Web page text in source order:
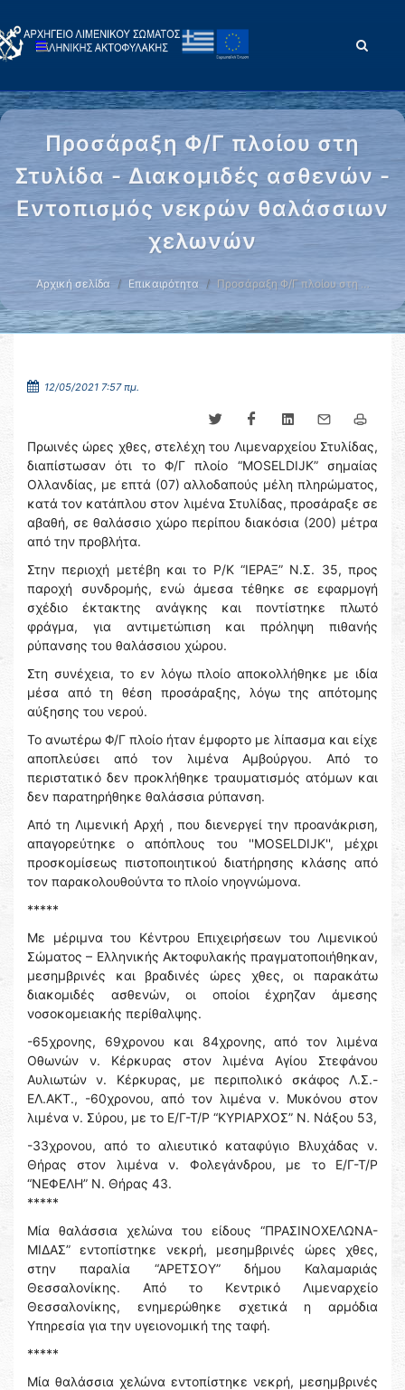
Προσάραξη Φ/Γ πλοίου στη
Στυλίδα - Διακομιδές ασθενών -
Εντοπισμός νεκρών θαλάσσιων
χελωνών
Αρχική σελίδα Επικαιρότητα Προσάραξη Φ/Γ πλοίου στη …
12/05/2021 7:57 πμ.
Πρωινές ώρες χθες, στελέχη του Λιμεναρχείου Στυλίδας,
διαπίστωσαν ότι το Φ/Γ πλοίο “MOSELDIJK” σημαίας
Ολλανδίας, με επτά (07) αλλοδαπούς μέλη πληρώματος,
κατά τον κατάπλου στον λιμένα Στυλίδας, προσάραξε σε
αβαθή, σε θαλάσσιο χώρο περίπου διακόσια (200) μέτρα
από την προβλήτα.
Στην περιοχή μετέβη και το Ρ/Κ “ΙΕΡΑΞ” Ν.Σ. 35, προς
παροχή συνδρομής, ενώ άμεσα τέθηκε σε εφαρμογή
σχέδιο έκτακτης ανάγκης και ποντίστηκε πλωτό
φράγμα, για αντιμετώπιση και πρόληψη πιθανής
ρύπανσης του θαλάσσιου χώρου.
Στη συνέχεια, το εν λόγω πλοίο αποκολλήθηκε με ιδία
μέσα από τη θέση προσάραξης, λόγω της απότομης
αύξησης του νερού.
Το ανωτέρω Φ/Γ πλοίο ήταν έμφορτο με λίπασμα και είχε
αποπλεύσει από τον λιμένα Αμβούργου. Από το
περιστατικό δεν προκλήθηκε τραυματισμός ατόμων και
δεν παρατηρήθηκε θαλάσσια ρύπανση.
Από τη Λιμενική Αρχή , που διενεργεί την προανάκριση,
απαγορεύτηκε ο απόπλους του ''MOSELDIJK'', μέχρι
προσκομίσεως πιστοποιητικού διατήρησης κλάσης από
τον παρακολουθούντα το πλοίο νηογνώμονα.
*****
Με μέριμνα του Κέντρου Επιχειρήσεων του Λιμενικού
Σώματος – Ελληνικής Ακτοφυλακής πραγματοποιήθηκαν,
μεσημβρινές και βραδινές ώρες χθες, οι παρακάτω
διακομιδές ασθενών, οι οποίοι έχρηζαν άμεσης
νοσοκομειακής περίθαλψης.
-65χρονης, 69χρονου και 84χρονης, από τον λιμένα
Οθωνών ν. Κέρκυρας στον λιμένα Αγίου Στεφάνου
Αυλιωτών ν. Κέρκυρας, με περιπολικό σκάφος Λ.Σ.-
ΕΛ.ΑΚΤ., -60χρονου, από τον λιμένα ν. Μυκόνου στον
λιμένα ν. Σύρου, με το Ε/Γ-Τ/Ρ “ΚΥΡΙΑΡΧΟΣ” Ν. Νάξου 53,
-33χρονου, από το αλιευτικό καταφύγιο Βλυχάδας ν.
Θήρας στον λιμένα ν. Φολεγάνδρου, με το Ε/Γ-Τ/Ρ
“ΝΕΦΕΛΗ” Ν. Θήρας 43.
*****
Μία θαλάσσια χελώνα του είδους “ΠΡΑΣΙΝΟΧΕΛΩΝΑ-
ΜΙΔΑΣ” εντοπίστηκε νεκρή, μεσημβρινές ώρες χθες,
στην παραλία “ΑΡΕΤΣΟΥ” δήμου Καλαμαριάς
Θεσσαλονίκης. Από το Κεντρικό Λιμεναρχείο
Θεσσαλονίκης, ενημερώθηκε σχετικά η αρμόδια
Υπηρεσία για την υγειονομική της ταφή.
*****
Μία θαλάσσια χελώνα εντοπίστηκε νεκρή, μεσημβρινές